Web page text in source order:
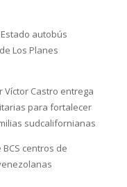
autobús
Los Planes
Víctor Castro entrega
para fortalecer
sudcalifornianas
centros de